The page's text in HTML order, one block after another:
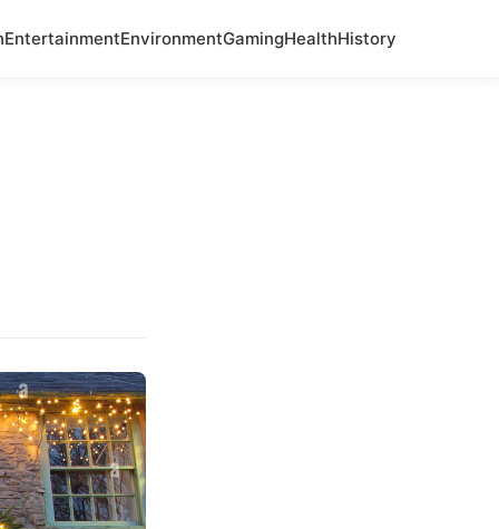
EntertainmentEnvironmentGamingHealthHistory